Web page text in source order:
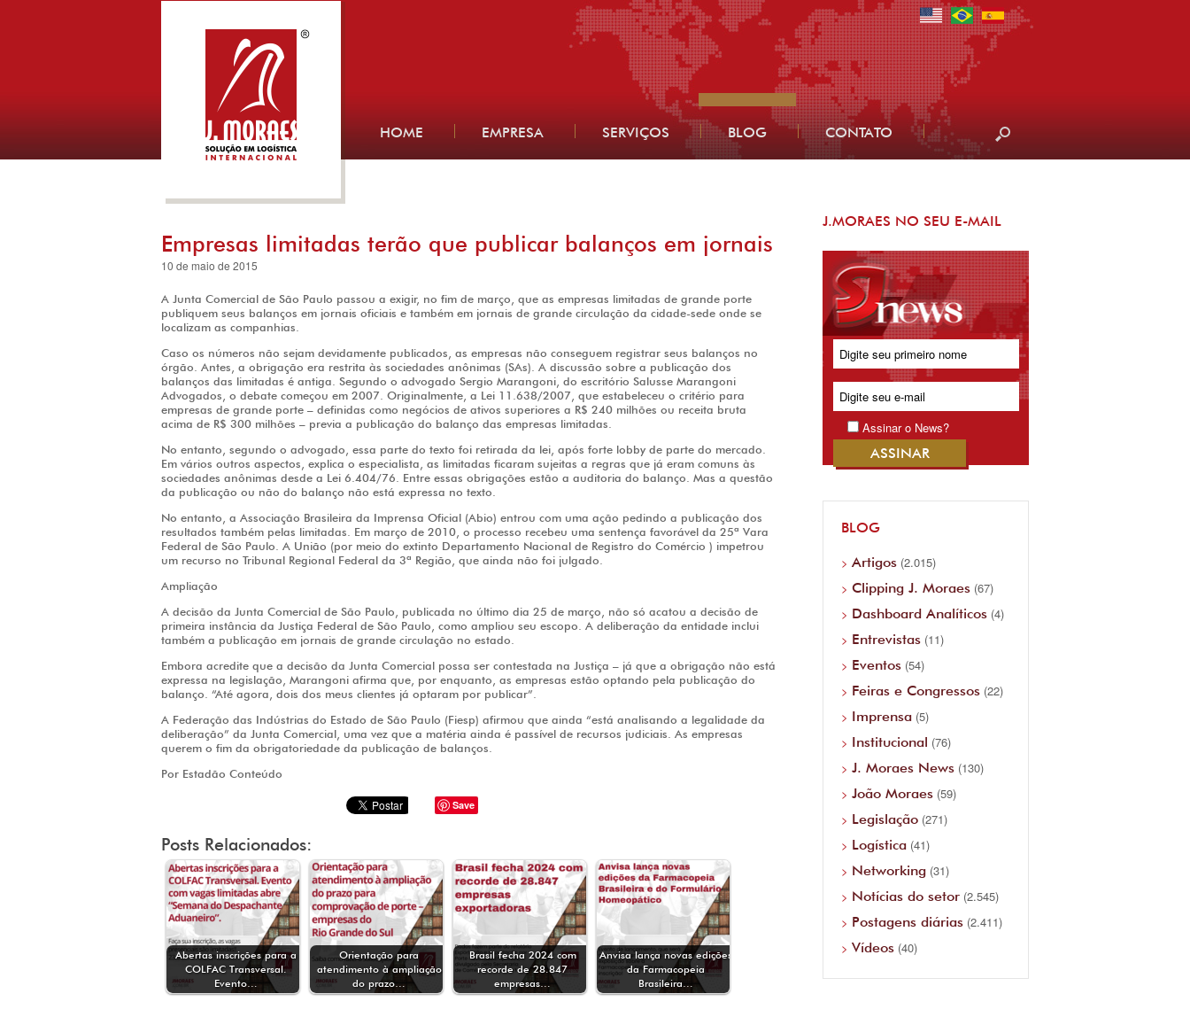
HOME EMPRESA SERVIÇOS BLOG CONTATO
Empresas limitadas terão que publicar balanços em jornais
10 de maio de 2015
A Junta Comercial de São Paulo passou a exigir, no fim de março, que as empresas limitadas de grande porte
publiquem seus balanços em jornais oficiais e também em jornais de grande circulação da cidade-sede onde se
localizam as companhias.
Caso os números não sejam devidamente publicados, as empresas não conseguem registrar seus balanços no
órgão. Antes, a obrigação era restrita às sociedades anônimas (SAs). A discussão sobre a publicação dos
balanços das limitadas é antiga. Segundo o advogado Sergio Marangoni, do escritório Salusse Marangoni
Advogados, o debate começou em 2007. Originalmente, a Lei 11.638/2007, que estabeleceu o critério para
empresas de grande porte – definidas como negócios de ativos superiores a R$ 240 milhões ou receita bruta
acima de R$ 300 milhões – previa a publicação do balanço das empresas limitadas.
No entanto, segundo o advogado, essa parte do texto foi retirada da lei, após forte lobby de parte do mercado.
Em vários outros aspectos, explica o especialista, as limitadas ficaram sujeitas a regras que já eram comuns às
sociedades anônimas desde a Lei 6.404/76. Entre essas obrigações estão a auditoria do balanço. Mas a questão
da publicação ou não do balanço não está expressa no texto.
No entanto, a Associação Brasileira da Imprensa Oficial (Abio) entrou com uma ação pedindo a publicação dos
resultados também pelas limitadas. Em março de 2010, o processo recebeu uma sentença favorável da 25ª Vara
Federal de São Paulo. A União (por meio do extinto Departamento Nacional de Registro do Comércio ) impetrou
um recurso no Tribunal Regional Federal da 3ª Região, que ainda não foi julgado.
Ampliação
A decisão da Junta Comercial de São Paulo, publicada no último dia 25 de março, não só acatou a decisão de
primeira instância da Justiça Federal de São Paulo, como ampliou seu escopo. A deliberação da entidade inclui
também a publicação em jornais de grande circulação no estado.
Embora acredite que a decisão da Junta Comercial possa ser contestada na Justiça – já que a obrigação não está
expressa na legislação, Marangoni afirma que, por enquanto, as empresas estão optando pela publicação do
balanço. “Até agora, dois dos meus clientes já optaram por publicar”.
A Federação das Indústrias do Estado de São Paulo (Fiesp) afirmou que ainda “está analisando a legalidade da
deliberação” da Junta Comercial, uma vez que a matéria ainda é passível de recursos judiciais. As empresas
querem o fim da obrigatoriedade da publicação de balanços.
Por Estadão Conteúdo
Save
Posts Relacionados:
Abertas inscrições para a
COLFAC Transversal.
Evento…
Orientação para
atendimento à ampliação
do prazo…
Brasil fecha 2024 com
recorde de 28.847
empresas…
Anvisa lança novas edições
da Farmacopeia
Brasileira…
J.MORAES NO SEU E-MAIL
Assinar o News?
BLOG
Artigos (2.015)
Clipping J. Moraes (67)
Dashboard Analíticos (4)
Entrevistas (11)
Eventos (54)
Feiras e Congressos (22)
Imprensa (5)
Institucional (76)
J. Moraes News (130)
João Moraes (59)
Legislação (271)
Logística (41)
Networking (31)
Notícias do setor (2.545)
Postagens diárias (2.411)
Vídeos (40)